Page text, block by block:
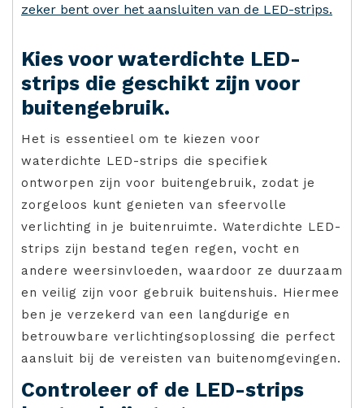
zeker bent over het aansluiten van de LED-strips.
Kies voor waterdichte LED-
strips die geschikt zijn voor
buitengebruik.
Het is essentieel om te kiezen voor
waterdichte LED-strips die specifiek
ontworpen zijn voor buitengebruik, zodat je
zorgeloos kunt genieten van sfeervolle
verlichting in je buitenruimte. Waterdichte LED-
strips zijn bestand tegen regen, vocht en
andere weersinvloeden, waardoor ze duurzaam
en veilig zijn voor gebruik buitenshuis. Hiermee
ben je verzekerd van een langdurige en
betrouwbare verlichtingsoplossing die perfect
aansluit bij de vereisten van buitenomgevingen.
Controleer of de LED-strips